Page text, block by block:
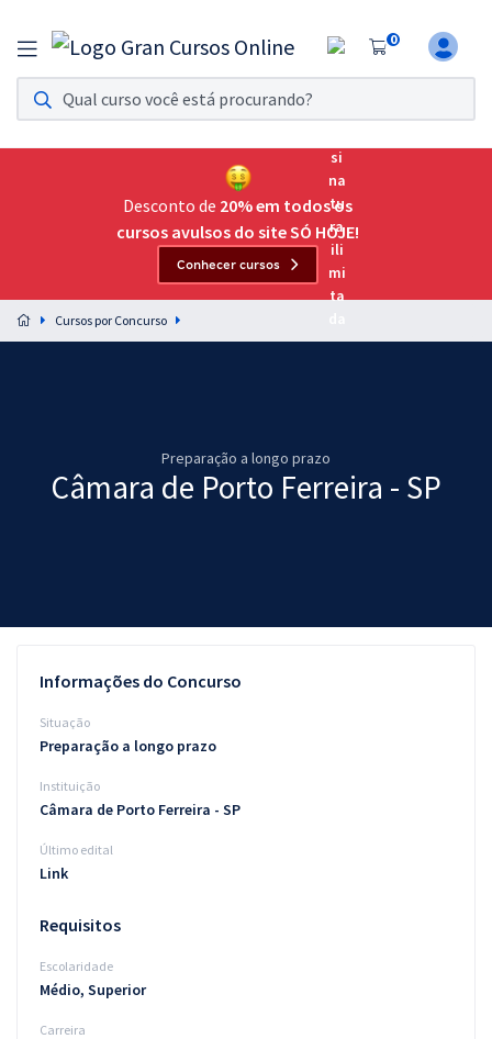
0
Assinatura Ilimitada 11
Acesso a todos os cursos. Teste grátis por 7 dias!
Assinatura OAB Até Passar
Acesso ilimitado a toda preparação para o Exame da
Preparação completa e intensiva para as principais
residências em saúde do Brasil
Cursos 20% OFF
Questões grátis
Blog
Aprovados
Desconto de 20% em todos os
cursos avulsos do site SÓ HOJE!
Conhecer cursos
Cursos por Concurso
Preparação a longo prazo
Câmara de Porto Ferreira - SP
Informações do Concurso
Situação
Preparação a longo prazo
Instituição
Câmara de Porto Ferreira - SP
Último edital
Link
Requisitos
Escolaridade
Médio, Superior
Carreira